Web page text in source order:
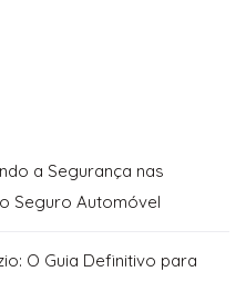
a Segurança nas
Seguro Automóvel
O Guia Definitivo para